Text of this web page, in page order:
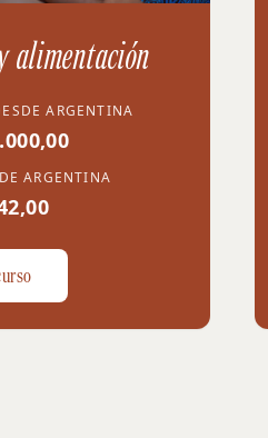
alimentación
ARGENTINA
ARGENTINA